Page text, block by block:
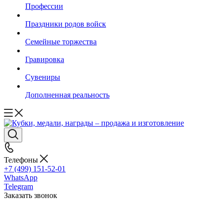
Профессии
Праздники родов войск
Семейные торжества
Гравировка
Сувениры
Дополненная реальность
Телефоны
+7 (499) 151-52-01
WhatsApp
Telegram
Заказать звонок